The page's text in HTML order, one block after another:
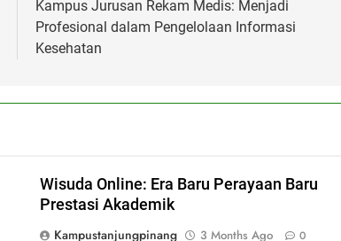
Kampus Jurusan Rekam Medis: Menjadi
Profesional dalam Pengelolaan Informasi
Kesehatan
Wisuda Online: Era Baru Perayaan Baru
Prestasi Akademik
Kampustanjungpinang
3 Months Ago 0